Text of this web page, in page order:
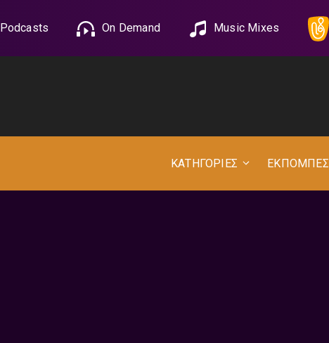
Podcasts On Demand Music Mixes
ΚΑΤΗΓΟΡΙΕΣ ΕΚΠΟΜΠΕΣ